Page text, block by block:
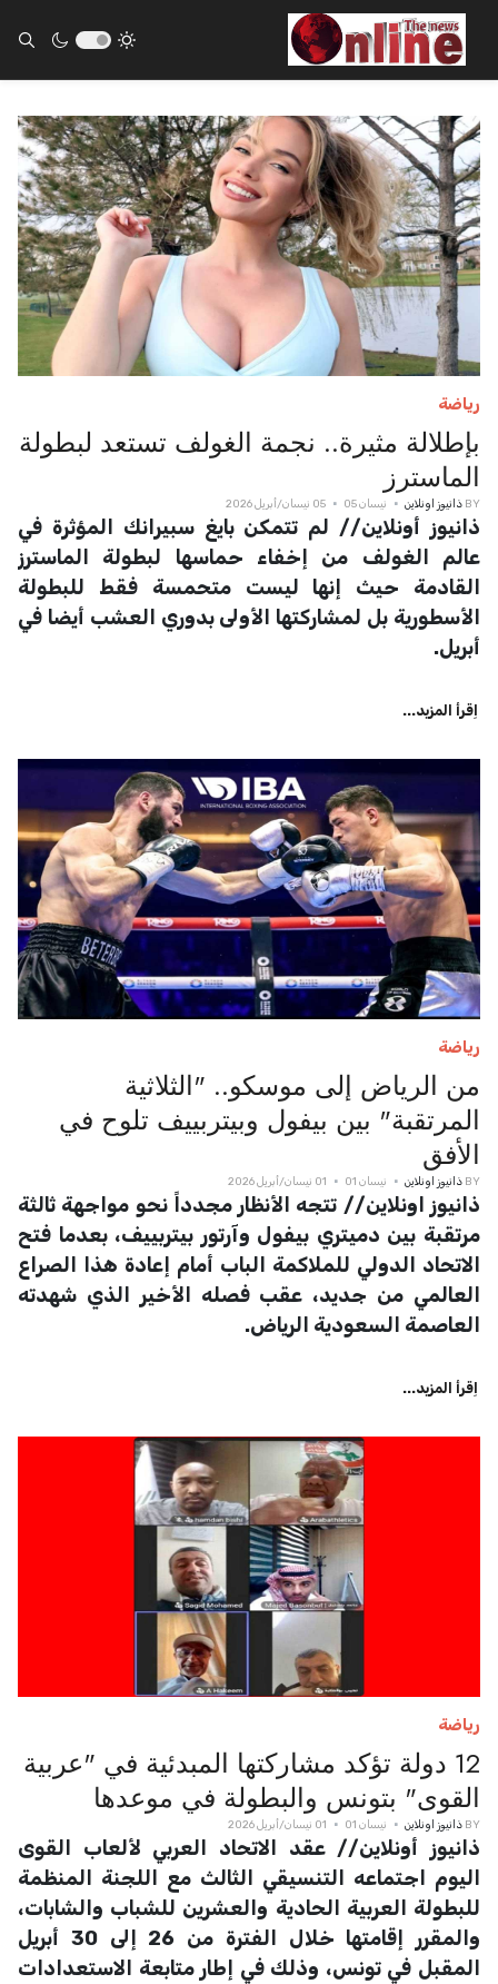
رياضة
بإطلالة مثيرة.. نجمة الغولف تستعد لبطولة
الماسترز
BY ذانيوز اونلاين نيسان 05 05 نيسان/أبريل 2026
ذانيوز أونلاين// لم تتمكن بايغ سبيرانك المؤثرة في
عالم الغولف من إخفاء حماسها لبطولة الماسترز
القادمة حيث إنها ليست متحمسة فقط للبطولة
الأسطورية بل لمشاركتها الأولى بدوري العشب أيضا في
أبريل.
اِقرأ المزيد...
رياضة
من الرياض إلى موسكو.. "الثلاثية
المرتقبة" بين بيفول وبيتربييف تلوح في
الأفق
BY ذانيوز اونلاين نيسان 01 01 نيسان/أبريل 2026
ذانيوز اونلاين// تتجه الأنظار مجدداً نحو مواجهة ثالثة
مرتقبة بين دميتري بيفول وآرتور بيتربييف، بعدما فتح
الاتحاد الدولي للملاكمة الباب أمام إعادة هذا الصراع
العالمي من جديد، عقب فصله الأخير الذي شهدته
العاصمة السعودية الرياض.
اِقرأ المزيد...
رياضة
12 دولة تؤكد مشاركتها المبدئية في "عربية
القوى" بتونس والبطولة في موعدها
BY ذانيوز اونلاين نيسان 01 01 نيسان/أبريل 2026
ذانيوز أونلاين// عقد الاتحاد العربي لألعاب القوى
اليوم اجتماعه التنسيقي الثالث مع اللجنة المنظمة
للبطولة العربية الحادية والعشرين للشباب والشابات،
والمقرر إقامتها خلال الفترة من 26 إلى 30 أبريل
المقبل في تونس، وذلك في إطار متابعة الاستعدادات